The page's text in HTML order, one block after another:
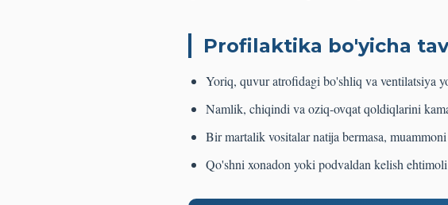
Profilaktika bo'yicha
Yoriq, quvur atrofidagi bo'shliq va ventilatsiya
Namlik, chiqindi va oziq-ovqat qoldiqlarini
Bir martalik vositalar natija bermasa,
Qo'shni xonadon yoki podvaldan kelish